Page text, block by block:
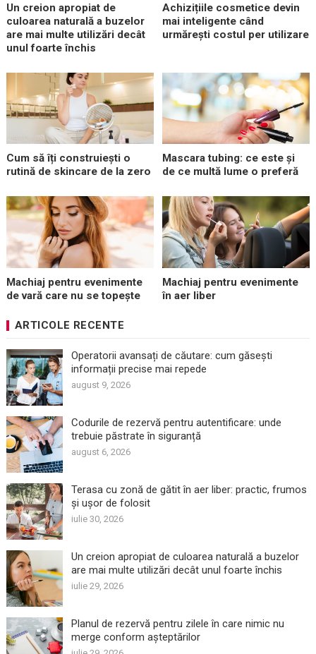
Un creion apropiat de
culoarea naturală a buzelor
are mai multe utilizări decât
unul foarte închis
Achizițiile cosmetice devin
mai inteligente când
urmărești costul per utilizare
Cum să îți construiești o
rutină de skincare de la zero
Mascara tubing: ce este și
de ce multă lume o preferă
Machiaj pentru evenimente
de vară care nu se topește
Machiaj pentru evenimente
în aer liber
ARTICOLE RECENTE
Operatorii avansați de căutare: cum găsești
informații precise mai repede
august 9, 2026
Codurile de rezervă pentru autentificare: unde
trebuie păstrate în siguranță
august 6, 2026
Terasa cu zonă de gătit în aer liber: practic, frumos
și ușor de folosit
iulie 30, 2026
Un creion apropiat de culoarea naturală a buzelor
are mai multe utilizări decât unul foarte închis
iulie 29, 2026
Planul de rezervă pentru zilele în care nimic nu
merge conform așteptărilor